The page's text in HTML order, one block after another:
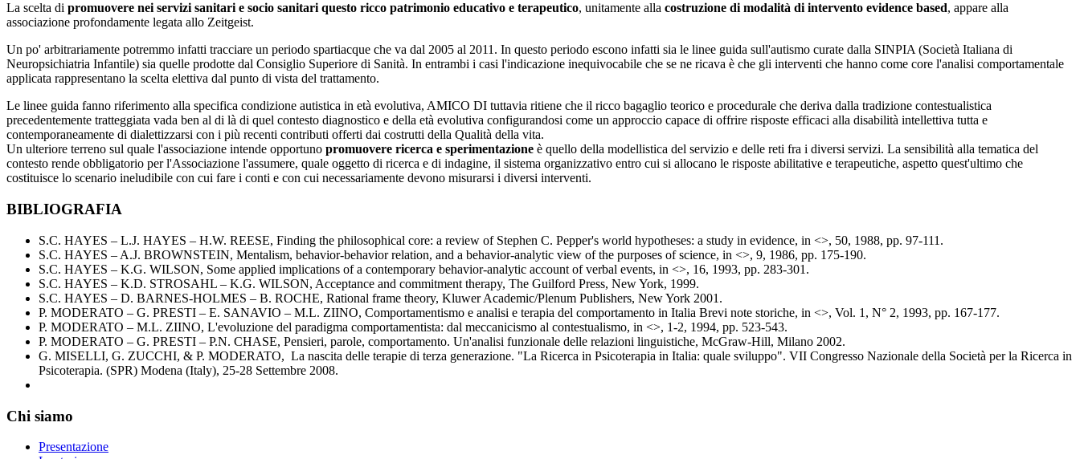
La scelta di promuovere nei servizi sanitari e socio sanitari questo ricco patrimonio educativo e terapeutico, unitamente alla costruzione di modalità di intervento evidence based, appare alla
associazione profondamente legata allo Zeitgeist.
Un po' arbitrariamente potremmo infatti tracciare un periodo spartiacque che va dal 2005 al 2011. In questo periodo escono infatti sia le linee guida sull'autismo curate dalla SINPIA (Società Italiana di
Neuropsichiatria Infantile) sia quelle prodotte dal Consiglio Superiore di Sanità. In entrambi i casi l'indicazione inequivocabile che se ne ricava è che gli interventi che hanno come core l'analisi comportamentale
applicata rappresentano la scelta elettiva dal punto di vista del trattamento.
Le linee guida fanno riferimento alla specifica condizione autistica in età evolutiva, AMICO DI tuttavia ritiene che il ricco bagaglio teorico e procedurale che deriva dalla tradizione contestualistica
precedentemente tratteggiata vada ben al di là di quel contesto diagnostico e della età evolutiva configurandosi come un approccio capace di offrire risposte efficaci alla disabilità intellettiva tutta e
contemporaneamente di dialettizzarsi con i più recenti contributi offerti dai costrutti della Qualità della vita.
Un ulteriore terreno sul quale l'associazione intende opportuno promuovere ricerca e sperimentazione è quello della modellistica del servizio e delle reti fra i diversi servizi. La sensibilità alla tematica del
contesto rende obbligatorio per l'Associazione l'assumere, quale oggetto di ricerca e di indagine, il sistema organizzativo entro cui si allocano le risposte abilitative e terapeutiche, aspetto quest'ultimo che
costituisce lo scenario ineludibile con cui fare i conti e con cui necessariamente devono misurarsi i diversi interventi.
BIBLIOGRAFIA
S.C. HAYES – L.J. HAYES – H.W. REESE, Finding the philosophical core: a review of Stephen C. Pepper's world hypotheses: a study in evidence, in <>, 50, 1988, pp. 97-111.
S.C. HAYES – A.J. BROWNSTEIN, Mentalism, behavior-behavior relation, and a behavior-analytic view of the purposes of science, in <>, 9, 1986, pp. 175-190.
S.C. HAYES – K.G. WILSON, Some applied implications of a contemporary behavior-analytic account of verbal events, in <>, 16, 1993, pp. 283-301.
S.C. HAYES – K.D. STROSAHL – K.G. WILSON, Acceptance and commitment therapy, The Guilford Press, New York, 1999.
S.C. HAYES – D. BARNES-HOLMES – B. ROCHE, Rational frame theory, Kluwer Academic/Plenum Publishers, New York 2001.
P. MODERATO – G. PRESTI – E. SANAVIO – M.L. ZIINO, Comportamentismo e analisi e terapia del comportamento in Italia Brevi note storiche, in <>, Vol. 1, N° 2, 1993, pp. 167-177.
P. MODERATO – M.L. ZIINO, L'evoluzione del paradigma comportamentista: dal meccanicismo al contestualismo, in <>, 1-2, 1994, pp. 523-543.
P. MODERATO – G. PRESTI – P.N. CHASE, Pensieri, parole, comportamento. Un'analisi funzionale delle relazioni linguistiche, McGraw-Hill, Milano 2002.
G. MISELLI, G. ZUCCHI, & P. MODERATO, La nascita delle terapie di terza generazione. "La Ricerca in Psicoterapia in Italia: quale sviluppo". VII Congresso Nazionale della Società per la Ricerca in
Psicoterapia. (SPR) Modena (Italy), 25-28 Settembre 2008.
Chi siamo
Presentazione